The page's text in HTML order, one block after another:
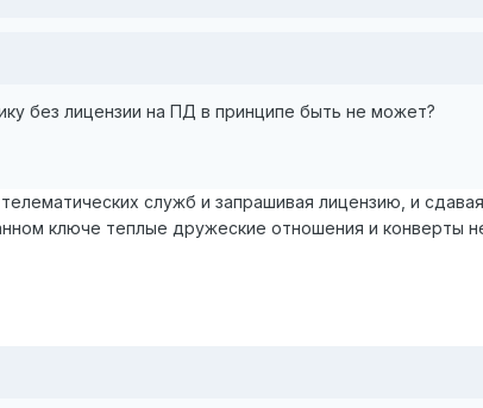
без лицензии на ПД в принципе быть не может?
служб и запрашивая лицензию, и
ключе теплые дружеские отношения и конверты